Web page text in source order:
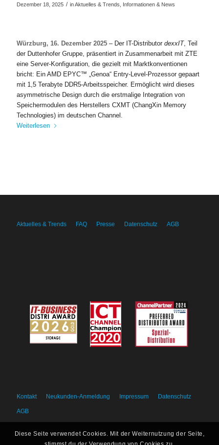
Dezember 18, 2025 / inAktuelles & Trends Informationen & News
Würzburg, 16. Dezember 2025 – Der IT-Distributor dexxIT, Teil
der Duttenhofer Gruppe, präsentiert in Zusammenarbeit mit ZTE
eine Server-Konfiguration, die gezielt mit Marktkonventionen
bricht: Ein AMD EPYC™ „Genoa“ Entry-Level-Prozessor gepaart
mit 1,5 Terabyte DDR5-Arbeitsspeicher. Ermöglicht wird dieses
asymmetrische Design durch die erstmalige Integration von
Speichermodulen des Herstellers CXMT (ChangXin Memory
Technologies) im deutschen Channel.
Weiterlesen
Aktuelles & Trends FAQ Presse Datenschutz AGB
Kontakt Neukunden-Anmeldung Impressum Datenschutz
AGB
Diese Seite verwendet Cookies. Mit der Weiternutzung der Seite,